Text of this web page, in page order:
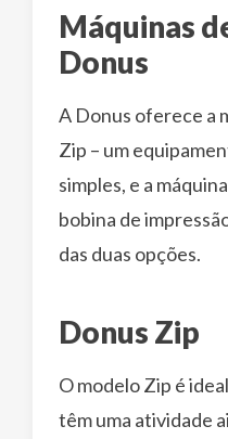
Máquinas
Donus
A Donus oferece a
Zip – um
simples, e a
bobina de
das duas opções.
Donus Zip
O modelo Zip é
têm uma atividade